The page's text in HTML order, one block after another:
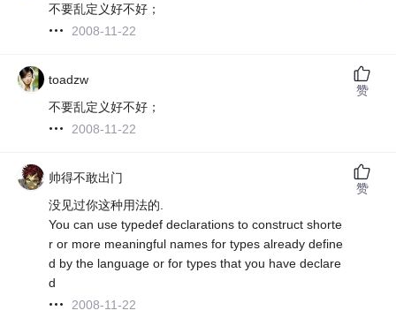
不要乱定义好不好；
2008-11-22
toadzw
不要乱定义好不好；
2008-11-22
赞
帅得不敢出门
没见过你这种用法的.
You can use typedef declarations to construct shorte
r or more meaningful names for types already define
d by the language or for types that you have declare
d
2008-11-22
赞